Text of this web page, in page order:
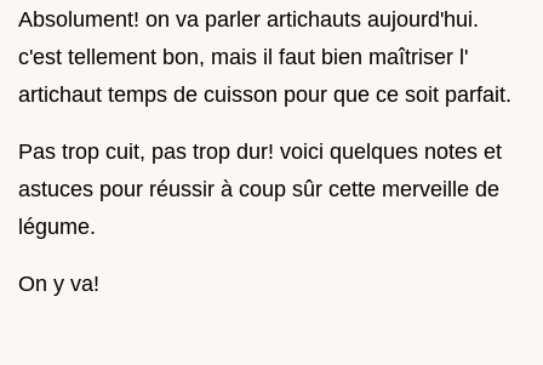
Absolument! on va parler artichauts aujourd'hui.
c'est tellement bon, mais il faut bien maîtriser l'
artichaut temps de cuisson pour que ce soit parfait.
Pas trop cuit, pas trop dur! voici quelques notes et
astuces pour réussir à coup sûr cette merveille de
légume.
On y va!